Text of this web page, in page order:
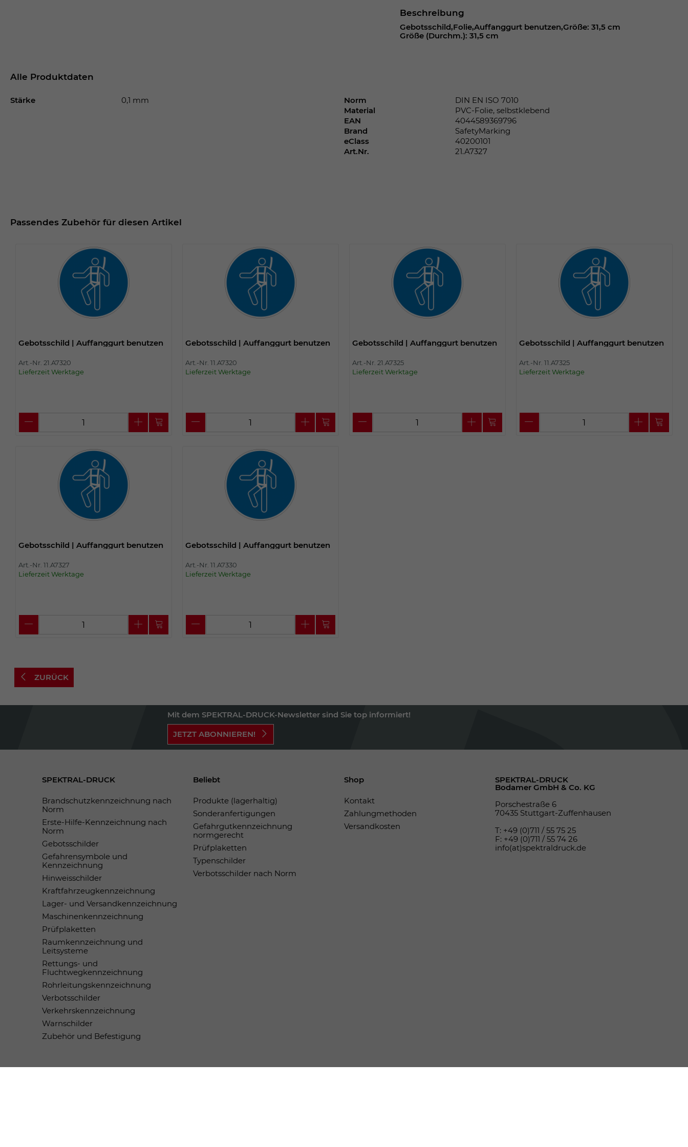
Beschreibung
Gebotsschild,Folie,Auffanggurt benutzen,Größe: 31,5 cm
Größe (Durchm.): 31,5 cm
Alle Produktdaten
Stärke 0,1 mm Norm
DIN EN ISO 7010
Material
PVC-Folie, selbstklebend
EAN
4044589369796
Brand
SafetyMarking
eClass
40200101
Art.Nr.
21.A7327
Passendes Zubehör für diesen Artikel
Gebotsschild | Auffanggurt benutzen
Art.-Nr. 21.A7320
Lieferzeit Werktage
Gebotsschild | Auffanggurt benutzen
Art.-Nr. 11.A7320
Lieferzeit Werktage
Gebotsschild | Auffanggurt benutzen
Art.-Nr. 21.A7325
Lieferzeit Werktage
Gebotsschild | Auffanggurt benutzen
Art.-Nr. 11.A7325
Lieferzeit Werktage
Gebotsschild | Auffanggurt benutzen
Art.-Nr. 11.A7327
Lieferzeit Werktage
Gebotsschild | Auffanggurt benutzen
Art.-Nr. 11.A7330
Lieferzeit Werktage
ZURÜCK
Mit dem SPEKTRAL-DRUCK-Newsletter sind Sie top informiert!
JETZT ABONNIEREN!
SPEKTRAL-DRUCK
Brandschutzkennzeichnung nach
Norm
Erste-Hilfe-Kennzeichnung nach
Norm
Gebotsschilder
Gefahrensymbole und
Kennzeichnung
Hinweisschilder
Kraftfahrzeugkennzeichnung
Lager- und Versandkennzeichnung
Maschinenkennzeichnung
Prüfplaketten
Raumkennzeichnung und
Leitsysteme
Rettungs- und
Fluchtwegkennzeichnung
Rohrleitungskennzeichnung
Verbotsschilder
Verkehrskennzeichnung
Warnschilder
Zubehör und Befestigung
Beliebt
Produkte (lagerhaltig)
Sonderanfertigungen
Gefahrgutkennzeichnung
normgerecht
Prüfplaketten
Typenschilder
Verbotsschilder nach Norm
Shop
Kontakt
Zahlungmethoden
Versandkosten
SPEKTRAL-DRUCK
Bodamer GmbH & Co. KG
Porschestraße 6
70435 Stuttgart-Zuffenhausen
T: +49 (0)711 / 55 75 25
F: +49 (0)711 / 55 74 26
info(at)spektraldruck.de
Cookie-Einstellungen für diese Website zu
SgCookieOptin.lastPreferences
Zweck
Speicherung Ihrer vorgenommen
Einstellungen, falls der Webseiten-
Betreiber dies eingestellt hat.
Name